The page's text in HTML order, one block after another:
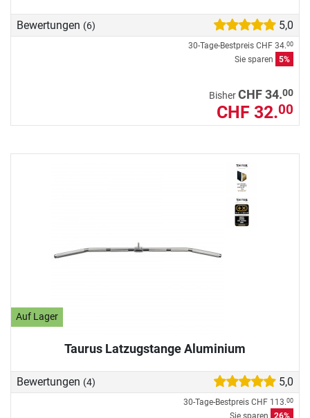
Bewertungen (6) 5,0
30-Tage-Bestpreis CHF 34.00
Sie sparen 5%
BisherCHF 34.00
CHF 32.00
Auf Lager
Taurus Latzugstange Aluminium
Bewertungen (4) 5,0
30-Tage-Bestpreis CHF 113.00
Sie sparen 26%